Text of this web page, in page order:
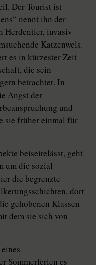
Der Tourist ist
nennt ihn der
Herdentier, invasiv
Katzenwels.
es in kürzester Zeit
die sein
betrachtet. In
Angst der
und
sie früher einmal für
beiseitelässt, geht
um die sozial
die begrenzte
dort
gehobenen Klassen
dem sie sich von
Sommerferien es